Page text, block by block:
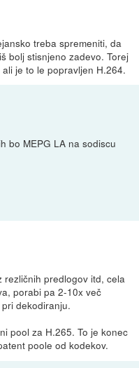
treba spremeniti, da
bolj stisnjeno zadevo. Torej
je to le popravljen H.264.
bo MEPG LA na sodiscu
rezličnih predlogov itd, cela
porabi pa 2-10x več
dekodiranju.
pool za H.265. To je konec
poole od kodekov.